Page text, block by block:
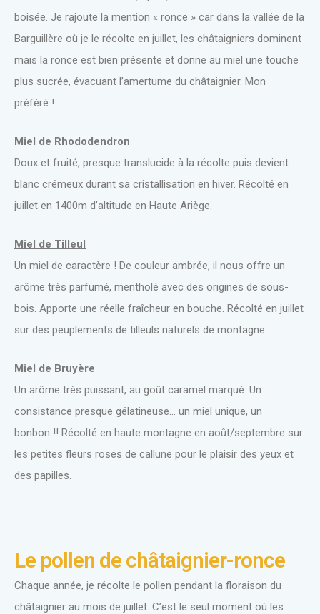
boisée. Je rajoute la mention « ronce » car dans la vallée de la
Barguillère où je le récolte en juillet, les châtaigniers dominent
mais la ronce est bien présente et donne au miel une touche
plus sucrée, évacuant l’amertume du châtaignier. Mon
préféré !
Miel de Rhododendron
Doux et fruité, presque translucide à la récolte puis devient
blanc crémeux durant sa cristallisation en hiver. Récolté en
juillet en 1400m d’altitude en Haute Ariège.
Miel de Tilleul
Un miel de caractère ! De couleur ambrée, il nous offre un
arôme très parfumé, mentholé avec des origines de sous-
bois. Apporte une réelle fraîcheur en bouche. Récolté en juillet
sur des peuplements de tilleuls naturels de montagne.
Miel de Bruyère
Un arôme très puissant, au goût caramel marqué. Un
consistance presque gélatineuse… un miel unique, un
bonbon !! Récolté en haute montagne en août/septembre sur
les petites fleurs roses de callune pour le plaisir des yeux et
des papilles.
Le pollen de châtaignier-ronce
Chaque année, je récolte le pollen pendant la floraison du
châtaignier au mois de juillet. C’est le seul moment où les